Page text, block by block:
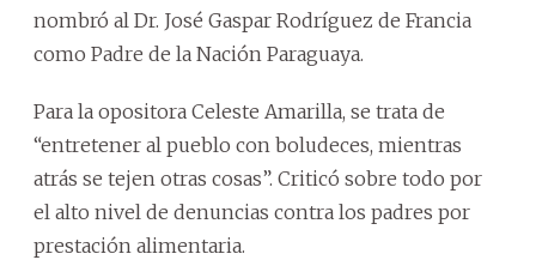
nombró al Dr. José Gaspar Rodríguez de Francia
como Padre de la Nación Paraguaya.
Para la opositora Celeste Amarilla, se trata de
“entretener al pueblo con boludeces, mientras
atrás se tejen otras cosas”. Criticó sobre todo por
el alto nivel de denuncias contra los padres por
prestación alimentaria.